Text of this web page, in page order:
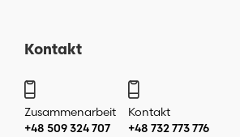
Kontakt
Zusammenarbeit
+48 509 324 707
Kontakt
+48 732 773 776